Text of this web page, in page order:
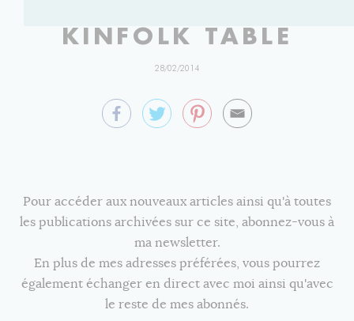
KINFOLK TABLE
28/02/2014
Pour accéder aux nouveaux articles ainsi qu'à toutes
les publications archivées sur ce site, abonnez-vous à
ma newsletter.
En plus de mes adresses préférées, vous pourrez
également échanger en direct avec moi ainsi qu'avec
le reste de mes abonnés.